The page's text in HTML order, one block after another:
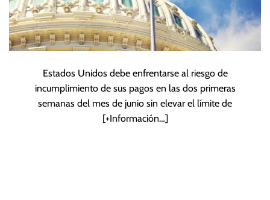
Estados Unidos debe enfrentarse al riesgo de
incumplimiento de sus pagos en las dos primeras
semanas del mes de junio sin elevar el límite de
[+Información…]